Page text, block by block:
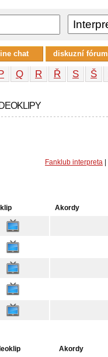
Q R Ř S Š
Fanklub interpreta
Akordy
Akordy
chat diskuzní fórum